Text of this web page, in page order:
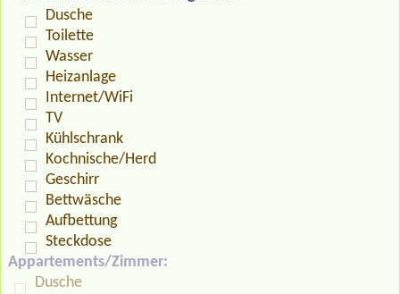
Dusche
Toilette
Wasser
Heizanlage
Internet/WiFi
TV
Kühlschrank
Kochnische/Herd
Geschirr
Bettwäsche
Aufbettung
Steckdose
Appartements/Zimmer:
Dusche